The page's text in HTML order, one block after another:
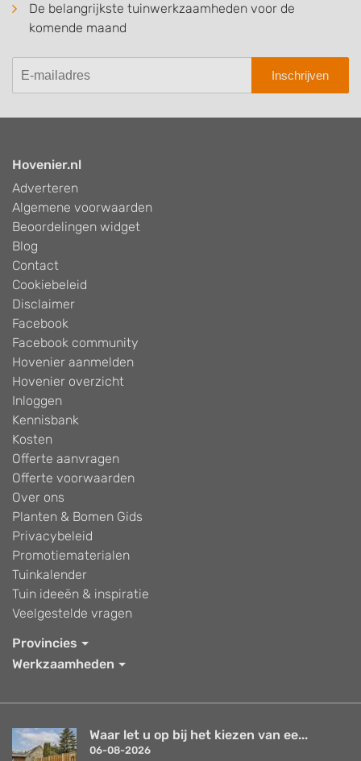
De belangrijkste tuinwerkzaamheden voor de
komende maand
Inschrijven
Hovenier.nl
Adverteren
Algemene voorwaarden
Beoordelingen widget
Blog
Contact
Cookiebeleid
Disclaimer
Facebook
Facebook community
Hovenier aanmelden
Hovenier overzicht
Inloggen
Kennisbank
Kosten
Offerte aanvragen
Offerte voorwaarden
Over ons
Planten & Bomen Gids
Privacybeleid
Promotiematerialen
Tuinkalender
Tuin ideeën & inspiratie
Veelgestelde vragen
Provincies
Werkzaamheden
Waar let u op bij het kiezen van ee...
06-08-2026